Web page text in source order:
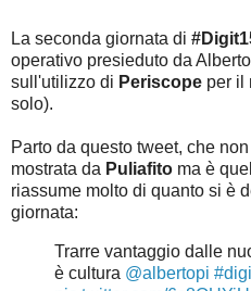
La seconda giornata di
operativo presieduto da Alberto
sull'utilizzo di Periscope per il
solo).
Parto da questo tweet, che
mostrata da Puliafito ma è
riassume molto di quanto si è
giornata:
Trarre vantaggio dalle
è cultura @albertopi